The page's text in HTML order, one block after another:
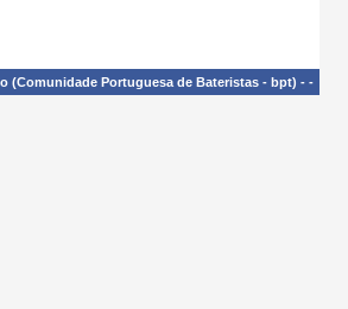
(Comunidade Portuguesa de Bateristas - bpt) - -